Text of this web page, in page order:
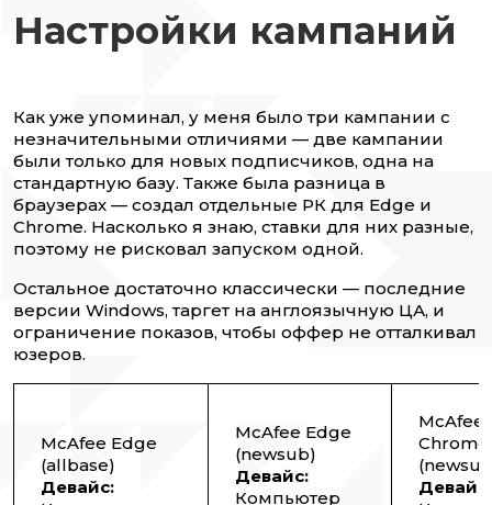
Настройки кампаний
Как уже упоминал, у меня было три кампании с
незначительными отличиями — две кампании
были только для новых подписчиков, одна на
стандартную базу. Также была разница в
браузерах — создал отдельные РК для Edge и
Chrome. Насколько я знаю, ставки для них разные,
поэтому не рисковал запуском одной.
Остальное достаточно классически — последние
версии Windows, таргет на англоязычную ЦА, и
ограничение показов, чтобы оффер не отталкивал
юзеров.
McAfee Edge
(allbase)
Девайс:
McAfee Edge
(newsub)
Девайс:
Компьютер
McAfee
Chrome
Девайс: